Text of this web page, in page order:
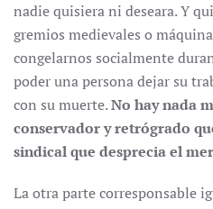
nadie quisiera ni deseara. Y
gremios medievales o
congelarnos socialmente
poder una persona dejar su
con su muerte.No hay nada
conservador y retrógrado
sindical que desprecia el
La otra parte corresponsable